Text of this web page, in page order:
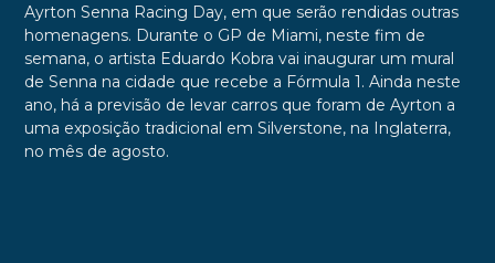
Ayrton Senna Racing Day, em que serão rendidas outras
homenagens. Durante o GP de Miami, neste fim de
semana, o artista Eduardo Kobra vai inaugurar um mural
de Senna na cidade que recebe a Fórmula 1. Ainda neste
ano, há a previsão de levar carros que foram de Ayrton a
uma exposição tradicional em Silverstone, na Inglaterra,
no mês de agosto.